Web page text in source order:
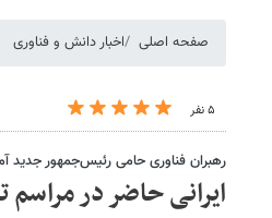
صفحه اصلی اخبار دانش و فناوری
۵ نفر
رهبران فناوری حامی رئیس‌جمهور جدید
ایرانی حاضر در